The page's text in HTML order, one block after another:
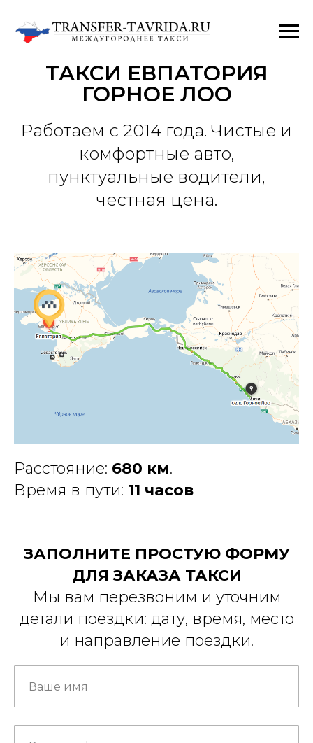
ТАКСИ ЕВПАТОРИЯ
ГОРНОЕ ЛОО
Работаем с 2014 года. Чистые и
комфортные авто,
пунктуальные водители,
честная цена.
Расстояние: 680 км.
Время в пути: 11 часов
ЗАПОЛНИТЕ ПРОСТУЮ ФОРМУ
ДЛЯ ЗАКАЗА ТАКСИ
Мы вам перезвоним и уточним
детали поездки: дату, время, место
и направление поездки.